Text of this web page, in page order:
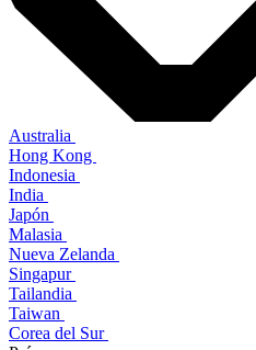
Australia
Hong Kong
Indonesia
India
Japón
Malasia
Nueva Zelanda
Singapur
Tailandia
Taiwan
Corea del Sur